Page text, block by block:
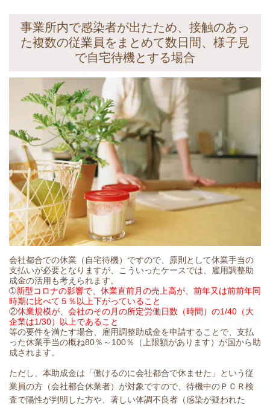
事業所内で感染者が出たため、接触のあっ
た複数の従業員をまとめて数日間、様子見
で自宅待機とする場合
会社都合での休業（自宅待機）ですので、原則として休業手当の
支払いが必要となりますが、こういったケースでは 、雇用調整助
成金の活用も考えられます。
➀新型コロナの影響で、休業直前月の売上高が、前年又は前前年同
時期に比べて５％以上下がっていること
②休業規模が、会社のその月の所定労働日数（時間）の1/40（大
企業は1/30）以上であること
等の要件を満たす場合、雇用調整助成金を申請することで、支払
った休業手当の概ね80％～100％（上限額があります）が国から助
成されます。
ただし、本助成金は「働けるのに会社都合で休ませた」という従
業員の方（会社都合休業者）が対象ですので、待機中のＰＣＲ検
査で陽性が判明した方や、著しい体調不良者（感染が疑われた